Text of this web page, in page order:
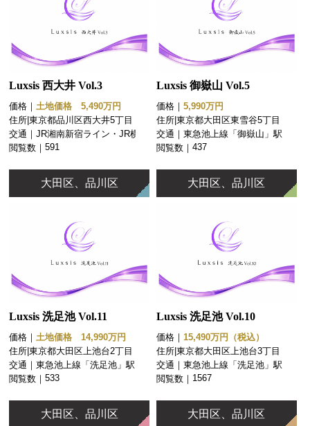
Luxsis 西大井 Vol.3
価格｜土地価格 5,490万円
住所|東京都品川区西大井5丁目
交通｜JR湘南新宿ライン・JR横須賀
線「西大井」駅 徒歩10分
閲覧数｜591
Luxsis 御嶽山 Vol.5
価格｜ 5,990万円
住所| 東京都大田区東雪谷5丁目
交通｜ 東急池上線「御嶽山」駅 徒歩
16分
閲覧数｜ 437
大田区、品川区
Luxsis 洗足池 Vol.11
価格｜土地価格 14,990万円
住所|東京都大田区上池台2丁目
交通｜東急池上線「洗足池」駅 徒歩
5分
閲覧数｜533
大田区、品川区
Luxsis 洗足池 Vol.10
価格｜ 15,490万円（税込）
住所| 東京都大田区上池台3丁目
交通｜ 東急池上線「洗足池」駅 徒歩
12分
閲覧数｜ 1567
大田区、品川区 大田区、品川区